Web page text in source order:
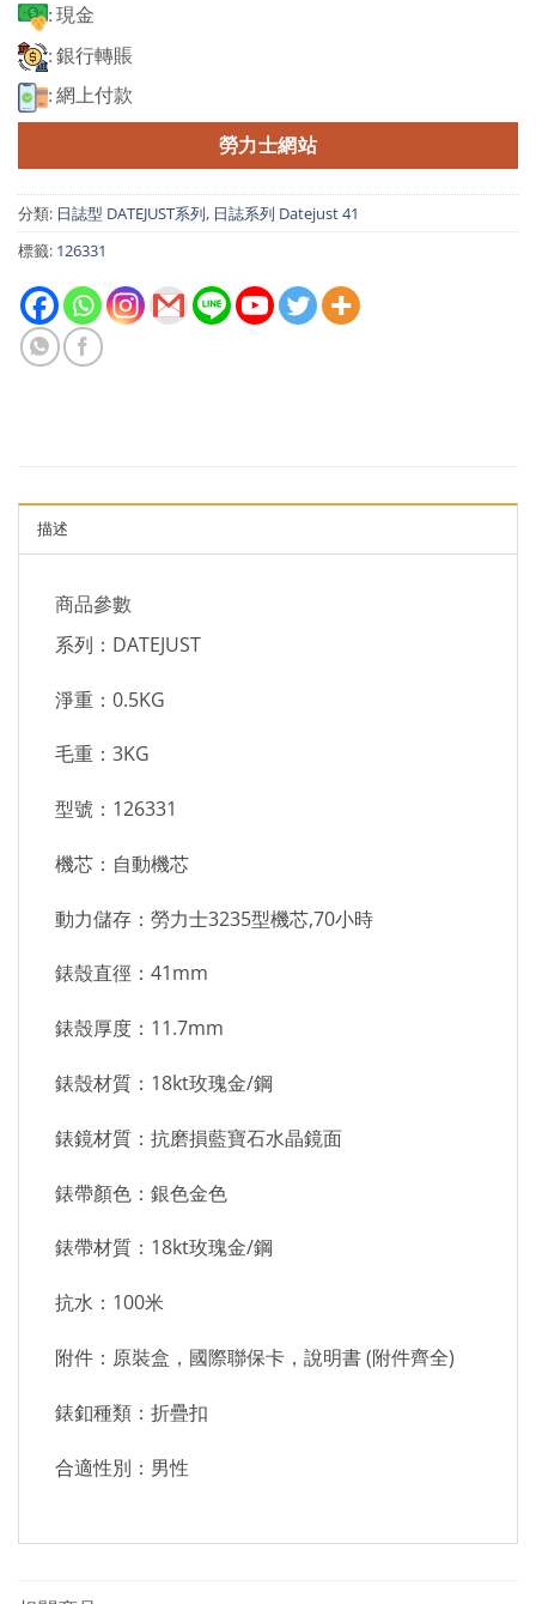
: 現金
: 銀行轉賬
: 網上付款
勞力士網站
分類: 日誌型 DATEJUST系列, 日誌系列 Datejust 41
標籤: 126331
描述
商品參數
系列：DATEJUST
淨重：0.5KG
毛重：3KG
型號：126331
機芯：自動機芯
動力儲存：勞力士3235型機芯,70小時
錶殼直徑：41mm
錶殼厚度：11.7mm
錶殼材質：18kt玫瑰金/鋼
錶鏡材質：抗磨損藍寶石水晶鏡面
錶帶顏色：銀色金色
錶帶材質：18kt玫瑰金/鋼
抗水：100米
附件：原裝盒，國際聯保卡，說明書 (附件齊全)
錶釦種類：折疊扣
合適性別：男性